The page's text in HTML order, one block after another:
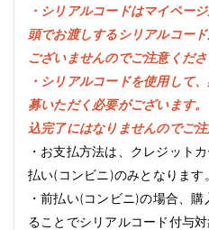
・シリアルコードはマイペー
頭でお渡しするシリアルコー
ございませんのでご注意くださ
・シリアルコードを使用して
募いただく必要がございます
込完了にはなりませんのでご注
・お支払方法は、クレジット
払い(コンビニ)のみとなります。
・前払い(コンビニ)の場合、
ることでシリアルコード付与対